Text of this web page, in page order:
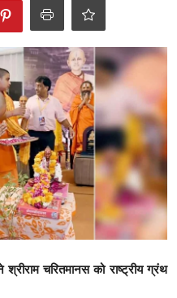
श्रीराम चरितमानस को राष्ट्रीय ग्रंथ